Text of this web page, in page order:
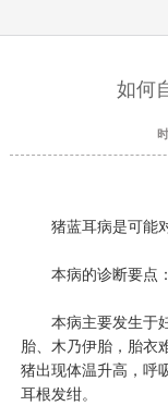
如何
猪蓝耳病是可能对
本病的诊断要点：
本病主要发生于妊
胎、木乃伊胎，胎衣
猪出现体温升高，呼
耳根发绀。